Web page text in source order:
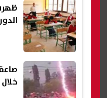
الدور
خلال